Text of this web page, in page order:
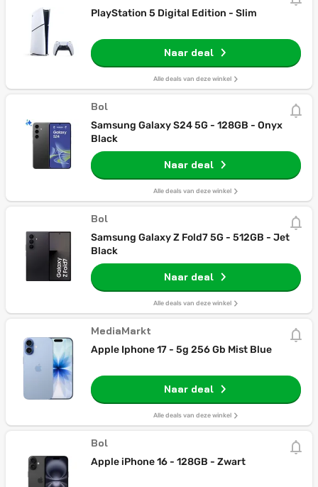
PlayStation 5 Digital Edition - Slim
Naar deal
Alle deals van deze winkel
Bol
Samsung Galaxy S24 5G - 128GB - Onyx
Black
Naar deal
Alle deals van deze winkel
Bol
Samsung Galaxy Z Fold7 5G - 512GB - Jet
Black
Naar deal
Alle deals van deze winkel
MediaMarkt
Apple Iphone 17 - 5g 256 Gb Mist Blue
Naar deal
Alle deals van deze winkel
Bol
Apple iPhone 16 - 128GB - Zwart